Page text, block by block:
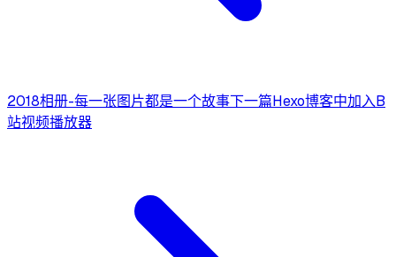
2018相册-每一张图片都是一个故事下一篇Hexo博客中加入B
站视频播放器